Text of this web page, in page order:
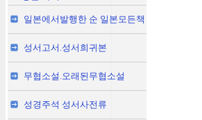
일본에서발행한 순 일본모든책
성서고서.성서희귀본
무협소설.오래된무협소설
성경주석 성서사전류